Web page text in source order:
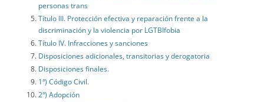
personas trans
Título III. Protección efectiva y reparación frente a la
discriminación y la violencia por LGTBIfobia
Título IV. Infracciones y sanciones
Disposiciones adicionales, transitorias y derogatoria
Disposiciones finales.
1ª) Código Civil.
2ª) Adopción